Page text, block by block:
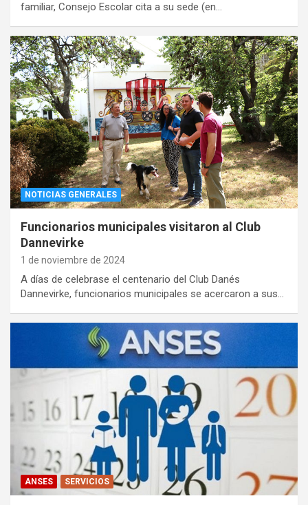
familiar, Consejo Escolar cita a su sede (en…
NOTICIAS GENERALES
Funcionarios municipales visitaron al Club
Dannevirke
1 de noviembre de 2024
A días de celebrase el centenario del Club Danés
Dannevirke, funcionarios municipales se acercaron a sus…
ANSES SERVICIOS